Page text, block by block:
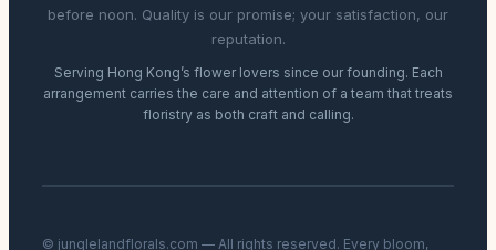
before noon. Quality is our promise; your satisfaction, our
reputation.
Serving Hong Kong’s flower lovers since our founding. Each
arrangement carries the care and attention of a team that treats
floristry as both craft and calling.
© junglelandflorals.com — All rights reserved. Every bloom,